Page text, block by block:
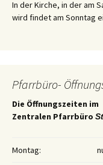
In der Kirche, in der am
wird findet am Sonntag
Pfarrbüro-
Die Öffnungszeiten im
Zentralen Pfarrbüro
Montag: